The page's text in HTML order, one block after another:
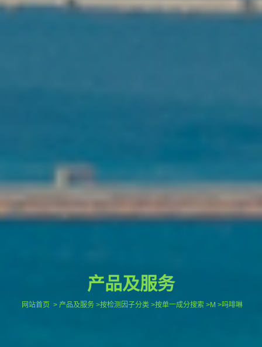
产品及服务
网站首页 > 产品及服务 >按检测因子分类 >按单一成分搜索 >M >吗啡啉